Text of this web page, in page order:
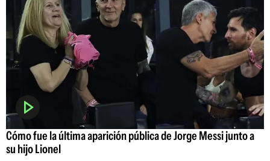
Cómo fue la última aparición pública de Jorge Messi junto a
su hijo Lionel